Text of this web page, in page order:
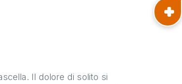
Il dolore di solito si